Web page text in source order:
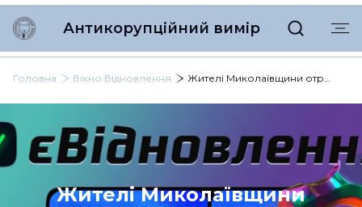
Антикорупційний вимір
Головна Вікно Відновлення Жителі Миколаївщини отримали понад 366 мільйонів компенсації за єВідновленням
Жителі Миколаївщини